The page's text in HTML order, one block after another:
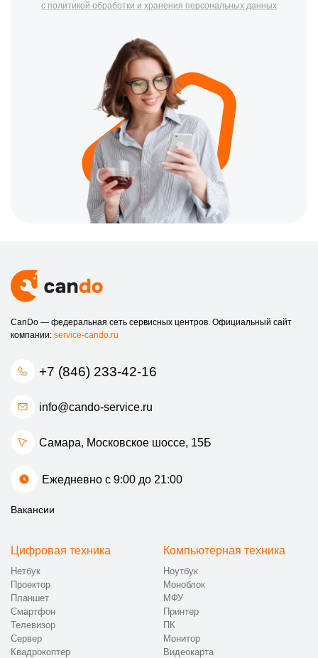
с политикой обработки и хранения персональных данных
CanDo — федеральная сеть сервисных центров. Официальный сайт
компании: service-cando.ru
+7 (846) 233-42-16
info@cando-service.ru
Самара, Московское шоссе, 15Б
Ежедневно с 9:00 до 21:00
Вакансии
Цифровая техника
Нетбук
Проектор
Планшет
Смартфон
Телевизор
Сервер
Квадрокоптер
Компьютерная техника
Ноутбук
Моноблок
МФУ
Принтер
ПК
Монитор
Видеокарта